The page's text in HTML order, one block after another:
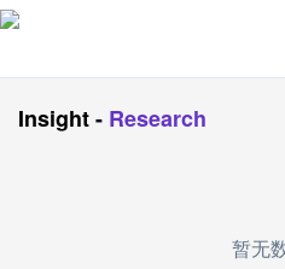
Insight- Research
暂无